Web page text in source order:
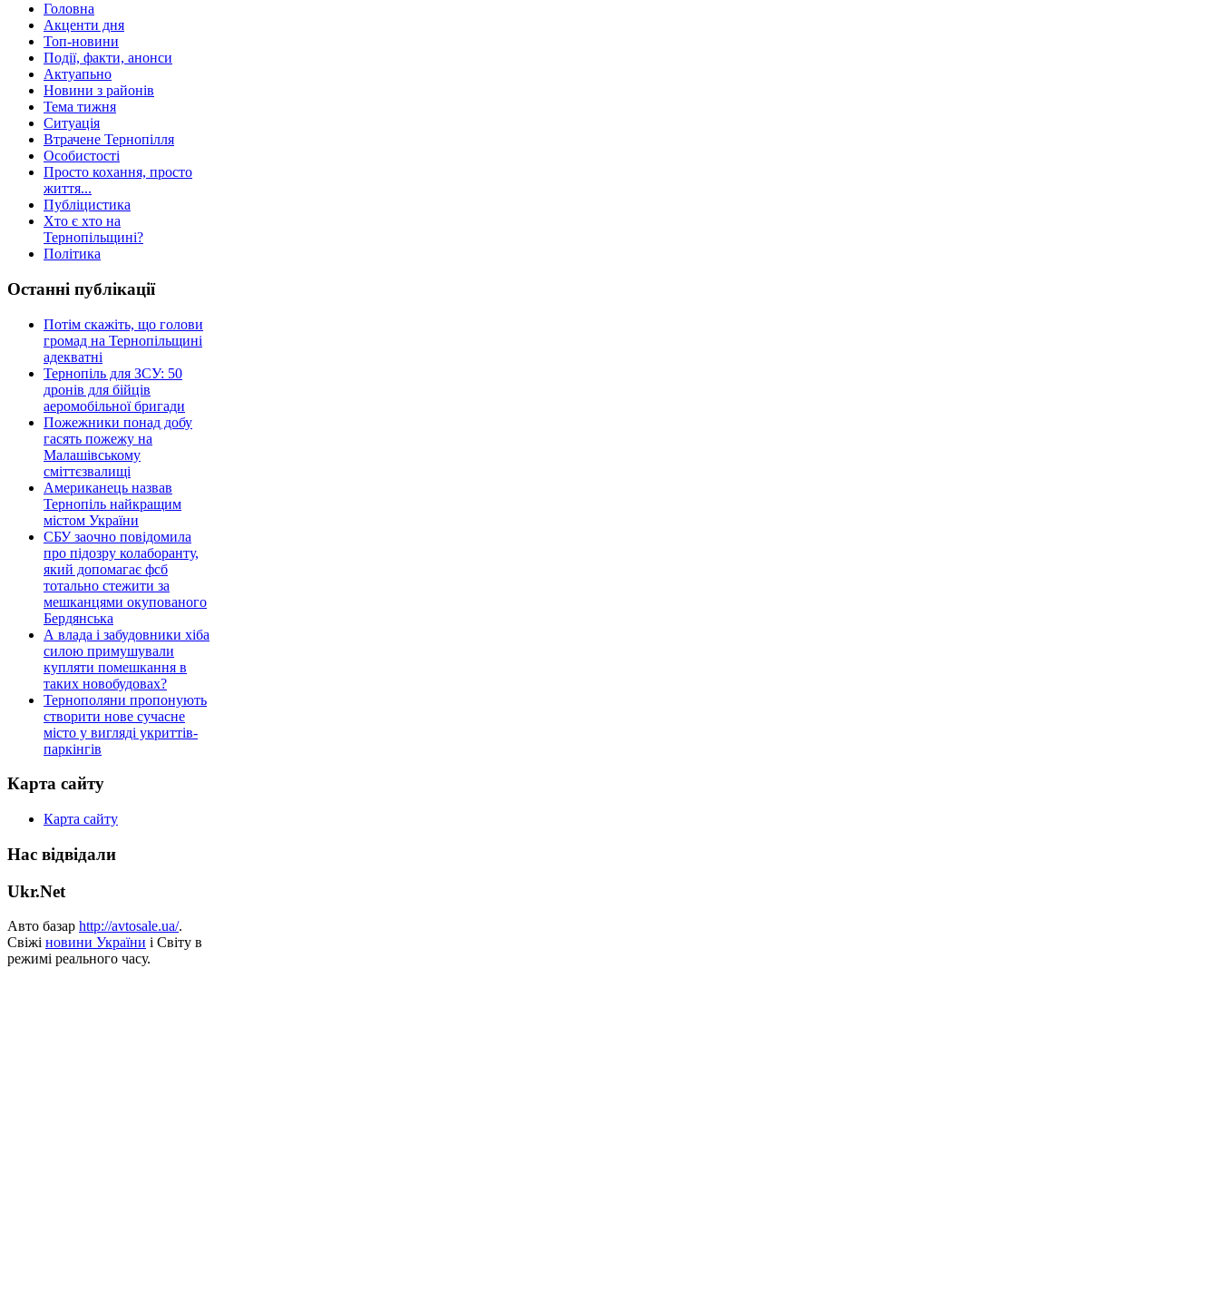
Головна
Акценти дня
Топ-новини
Події, факти, анонси
Актуапьно
Новини з районів
Тема тижня
Ситуація
Втрачене Тернопілля
Особистості
Просто кохання, просто
життя...
Публіцистика
Хто є хто на
Тернопільщині?
Політика
Останні публікації
Потім скажіть, що голови
громад на Тернопільщині
адекватні
Тернопіль для ЗСУ: 50
дронів для бійців
аеромобільної бригади
Пожежники понад добу
гасять пожежу на
Малашівському
сміттєзвалищі
Американець назвав
Тернопіль найкращим
містом України
СБУ заочно повідомила
про підозру колаборанту,
який допомагає фсб
тотально стежити за
мешканцями окупованого
Бердянська
А влада і забудовники хіба
силою примушували
купляти помешкання в
таких новобудовах?
Тернополяни пропонують
створити нове сучасне
місто у вигляді укриттів-
паркінгів
Карта сайту
Карта сайту
Нас відвідали
Ukr.Net
Авто базар http://avtosale.ua/.
Свіжі новини України і Світу в
режимі реального часу.